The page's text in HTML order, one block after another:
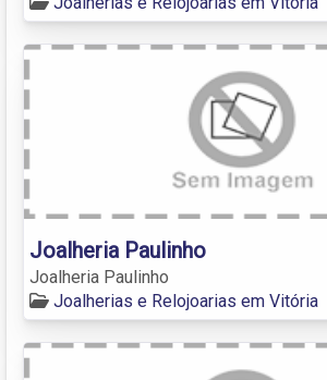
Joalheria Paulinho
Joalheria Paulinho
Joalherias e Relojoarias em Vitória